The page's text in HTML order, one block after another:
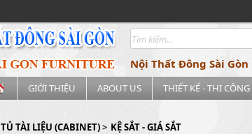
Nội Thất Đông Sài Gòn
GIỚI THIỆU
ABOUT US THIẾT KẾ - THI CÔNG
TỦ TÀI LIỆU (CABINET)> KỆ SẮT - GIÁ SẮT